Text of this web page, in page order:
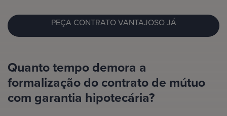
PEÇA CONTRATO VANTAJOSO JÁ
Quanto tempo demora a
formalização do contrato de mútuo
com garantia hipotecária?